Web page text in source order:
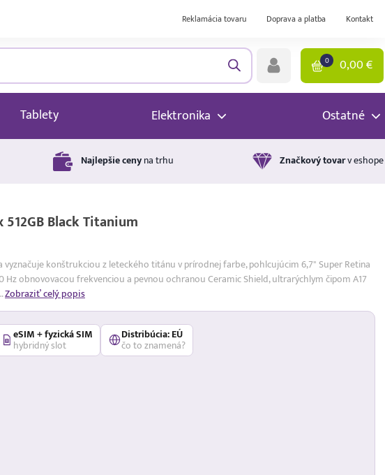
Reklamácia tovaru Doprava a platba Kontakt
0 0,00€
Tablety Elektronika Ostatné
Najlepšie cenyna trhu Značkový tovarv eshope
Black Titanium
vyznačuje konštrukciou z leteckého titánu v prírodnej farbe, pohlcujúcim 6,7" Super Retina
Hz obnovovacou frekvenciou a pevnou ochranou Ceramic Shield, ultrarýchlym čipom A17
Zobraziť celý popis
eSIM + fyzická SIM
hybridný slot
Distribúcia: EÚ
čo to znamená?